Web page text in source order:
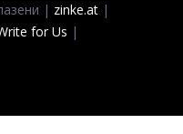
| zinke.at |
for Us |